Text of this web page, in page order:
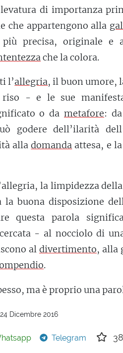
levatura di importanza
che appartengono alla
precisa, originale e
che la colora.
l’allegria, il buon umore,
- e le sue
o da metafore:
godere dell’ilarità
alladomanda attesa, e
la limpidezza
la buona disposizione
questa parola
- al nocciolo di
al divertimento, alla
.
ma è proprio una
Dicembre 2016
Telegram 38